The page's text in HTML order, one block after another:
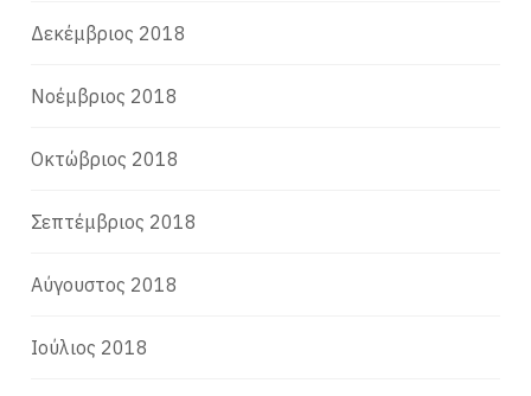
Δεκέμβριος 2018
Νοέμβριος 2018
Οκτώβριος 2018
Σεπτέμβριος 2018
Αύγουστος 2018
Ιούλιος 2018